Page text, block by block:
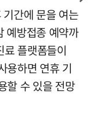
간에 문을 여는
예방접종 예약까
플랫폼들이
용하면 연휴 기
할 수 있을 전망